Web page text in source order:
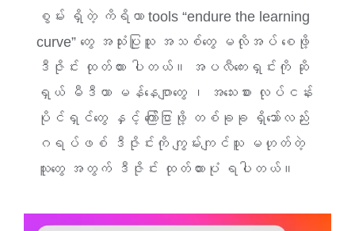
စွမ်း ရှိတဲ့ ကိရိယာ tools “endure the learning
curve” တွေ အသုံးပြုသူ အသစ်တွေ မလိုအပ် စေဖို့
ဒီဇိုင်း ထုတ်ထား ပါတယ်။
အပလီကေးရှင်းကို ဆို
ရှယ် မီဒီယာ မန်နေဂျာတွေ ၊ အသေးစား လုပ်ငန်း
ပိုင်ရှင်တွေ နှင့် ကြော်ငြာဖို့ တစ်ခုခု ရှိသော်လည်း
ဂရပ်ဖစ် ဒီဇိုင်းကို ကျွမ်းကျင်သူ မဟုတ်တဲ့
သူတွေ အတွက် ဒီဇိုင်း ထုတ်ထားပုံ ရပါတယ်။